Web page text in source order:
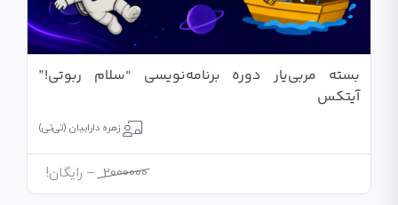
بسته مربی‌یار دوره برنامه‌نویسی “سلام ربوتی!”
آیتکس
زهره دارابیان (تی‌تی)
2000000
– رایگان!
قیمت: